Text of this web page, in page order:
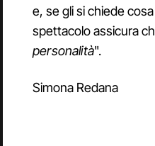
e, se gli si chiede
spettacolo assicura
personalità".
Simona Redana